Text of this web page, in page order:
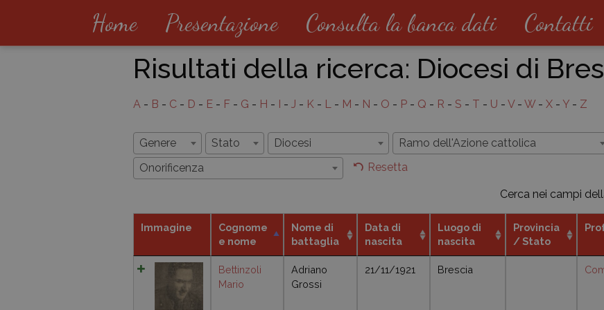
Home Presentazione Consulta la banca dati Contatti
Risultati della ricerca: Diocesi di
A - B - C - D - E - F - G - H - I - J - K - L - M - N - O - P - Q - R - S - T - U - V - W - X - Y - Z
Genere Stato Diocesi
Ramo dell'Azione cattolica
Onorificenza
Resetta
Cerca nei campi
Immagine
Cognome
e nome
Nome di
battaglia
Data di
nascita
Luogo di
nascita
Provincia
/ Stato
Bettinzoli
Mario
Adriano
Grossi
21/11/1921 Brescia